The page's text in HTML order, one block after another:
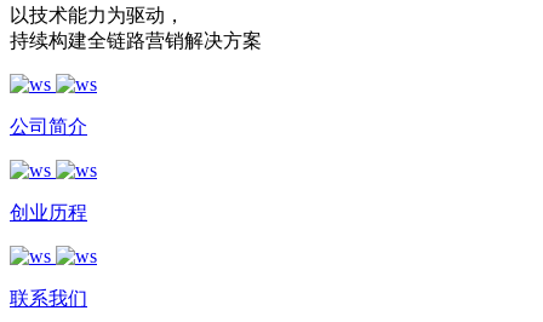
以技术能力为驱动 ，
持续构建全链路营销解决方案
公司简介
创业历程
联系我们